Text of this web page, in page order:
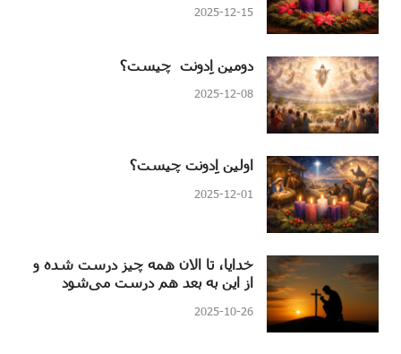
2025-12-15
دومین اِدونت چیست؟
2025-12-08
اولین اِدونت چیست؟
2025-12-01
خدایا، تا الان همه چیز درست شده و
از این به بعد هم درست می‌شود
2025-10-26